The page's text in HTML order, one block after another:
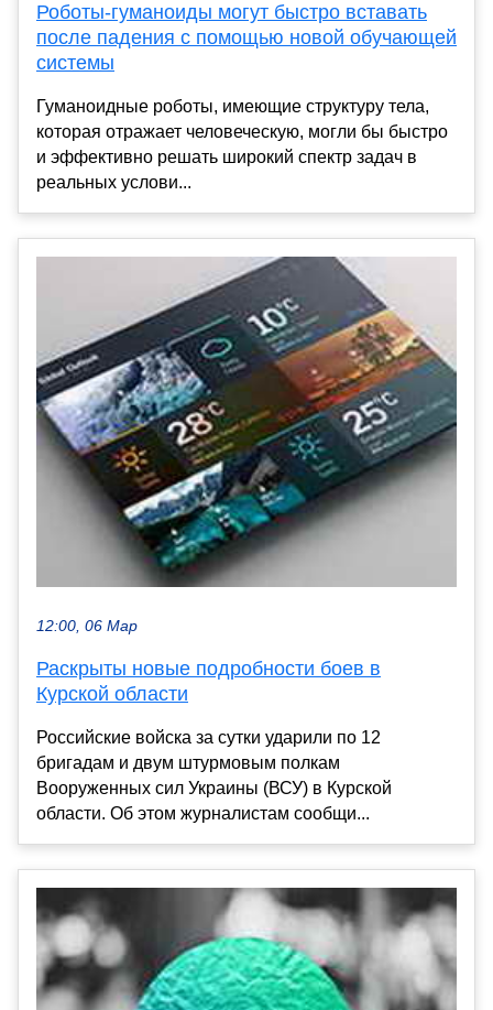
Роботы-гуманоиды могут быстро вставать
после падения с помощью новой обучающей
системы
Гуманоидные роботы, имеющие структуру тела,
которая отражает человеческую, могли бы быстро
и эффективно решать широкий спектр задач в
реальных услови...
12:00, 06 Мар
Раскрыты новые подробности боев в
Курской области
Российские войска за сутки ударили по 12
бригадам и двум штурмовым полкам
Вооруженных сил Украины (ВСУ) в Курской
области. Об этом журналистам сообщи...